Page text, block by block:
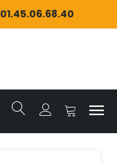
01.45.06.68.40